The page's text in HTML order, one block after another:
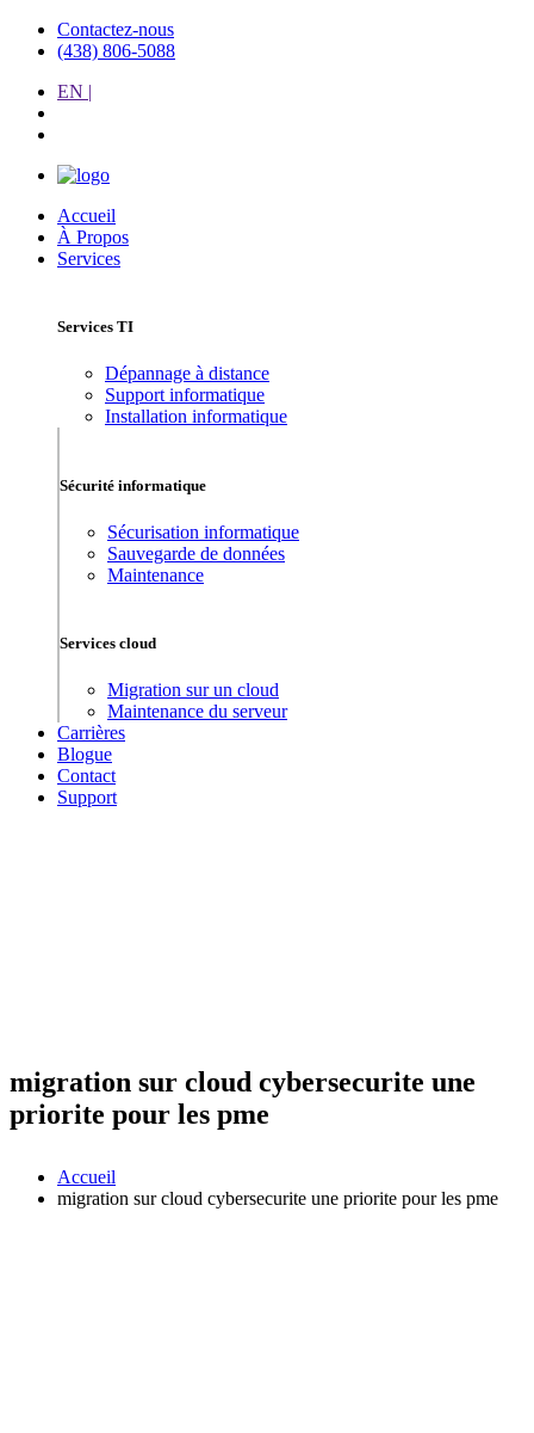
Contactez-nous
(438) 806-5088
EN |
Accueil
À Propos
Services
Services TI
Dépannage à distance
Support informatique
Installation informatique
Sécurité informatique
Sécurisation informatique
Sauvegarde de données
Maintenance
Services cloud
Migration sur un cloud
Maintenance du serveur
Carrières
Blogue
Contact
Support
migration sur cloud cybersecurite une
priorite pour les pme
Accueil
migration sur cloud cybersecurite une priorite pour les pme